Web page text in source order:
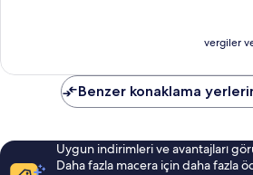
vergiler
Benzer konaklama
Uygun indirimleri ve avantajları
Daha fazla macera için daha fazla